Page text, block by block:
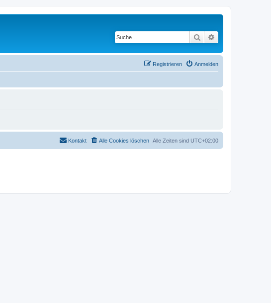
Suche
Anmelden
Registrieren
Alle Zeiten sind UTC+02:00
Alle Cookies löschen
Kontakt